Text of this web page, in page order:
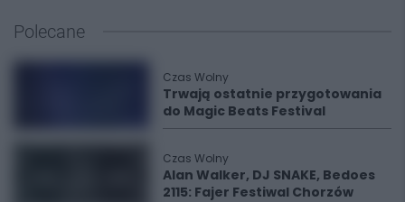
Polecane
Czas Wolny
Trwają ostatnie przygotowania
do Magic Beats Festival
Czas Wolny
Alan Walker, DJ SNAKE, Bedoes
2115: Fajer Festiwal Chorzów